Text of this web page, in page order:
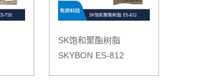
SK饱和聚酯树脂
SKYBON ES-812